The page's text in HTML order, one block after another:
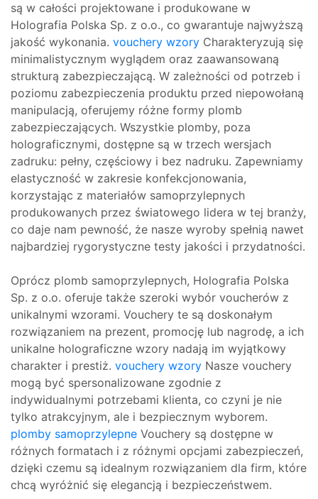
są w całości projektowane i produkowane w
Holografia Polska Sp. z o.o., co gwarantuje najwyższą
jakość wykonania. vouchery wzory Charakteryzują się
minimalistycznym wyglądem oraz zaawansowaną
strukturą zabezpieczającą. W zależności od potrzeb i
poziomu zabezpieczenia produktu przed niepowołaną
manipulacją, oferujemy różne formy plomb
zabezpieczających. Wszystkie plomby, poza
holograficznymi, dostępne są w trzech wersjach
zadruku: pełny, częściowy i bez nadruku. Zapewniamy
elastyczność w zakresie konfekcjonowania,
korzystając z materiałów samoprzylepnych
produkowanych przez światowego lidera w tej branży,
co daje nam pewność, że nasze wyroby spełnią nawet
najbardziej rygorystyczne testy jakości i przydatności.
Oprócz plomb samoprzylepnych, Holografia Polska
Sp. z o.o. oferuje także szeroki wybór voucherów z
unikalnymi wzorami. Vouchery te są doskonałym
rozwiązaniem na prezent, promocję lub nagrodę, a ich
unikalne holograficzne wzory nadają im wyjątkowy
charakter i prestiż. vouchery wzory Nasze vouchery
mogą być spersonalizowane zgodnie z
indywidualnymi potrzebami klienta, co czyni je nie
tylko atrakcyjnym, ale i bezpiecznym wyborem.
plomby samoprzylepne Vouchery są dostępne w
różnych formatach i z różnymi opcjami zabezpieczeń,
dzięki czemu są idealnym rozwiązaniem dla firm, które
chcą wyróżnić się elegancją i bezpieczeństwem.